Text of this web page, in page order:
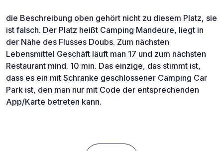
die Beschreibung oben gehört nicht zu diesem Platz, sie
ist falsch. Der Platz heißt Camping Mandeure, liegt in
der Nähe des Flusses Doubs. Zum nächsten
Lebensmittel Geschäft läuft man 17 und zum nächsten
Restaurant mind. 10 min. Das einzige, das stimmt ist,
dass es ein mit Schranke geschlossener Camping Car
Park ist, den man nur mit Code der entsprechenden
App/Karte betreten kann.